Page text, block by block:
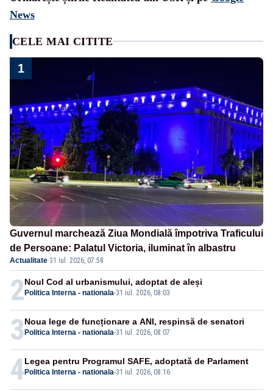
News
CELE MAI CITITE
1
Guvernul marchează Ziua Mondială împotriva Traficului
de Persoane: Palatul Victoria, iluminat în albastru
Actualitate·31 iul. 2026, 07:58
2 Politica Interna - nationala-31 iul. 2026, 08:03
Noul Cod al urbanismului, adoptat de aleși
3 Politica Interna - nationala-31 iul. 2026, 08:07
Noua lege de funcționare a ANI, respinsă de senatori
4 Politica Interna - nationala-31 iul. 2026, 08:16
Legea pentru Programul SAFE, adoptată de Parlament